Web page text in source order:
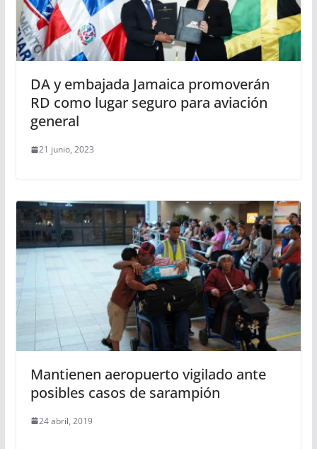
DA y embajada Jamaica promoverán
RD como lugar seguro para aviación
general
21 junio, 2023
Mantienen aeropuerto vigilado ante
posibles casos de sarampión
24 abril, 2019